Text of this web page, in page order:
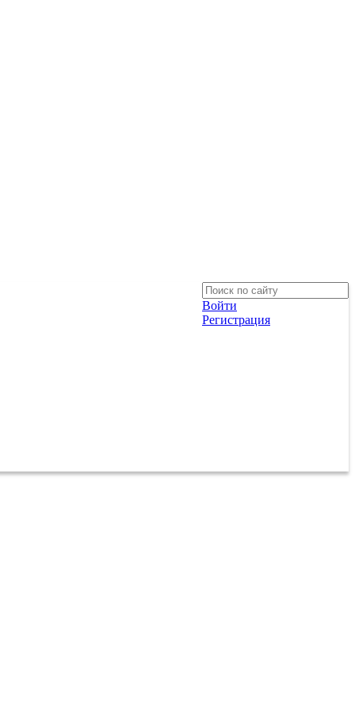
Войти
Регистрация